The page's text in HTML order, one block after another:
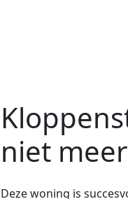
niet
Deze woning is